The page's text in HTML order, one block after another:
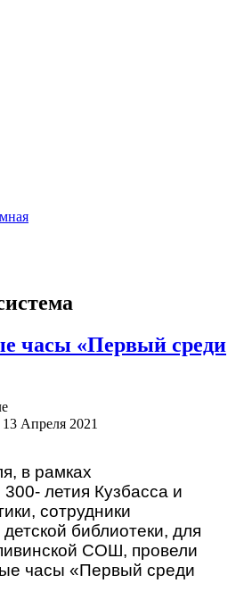
часы «Первый среди
Апреля 2021
в рамках
летия Кузбасса и
сотрудники
библиотеки, для
СОШ, провели
часы «Первый среди